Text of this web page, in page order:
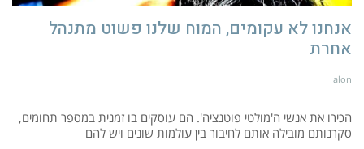
אנחנו לא עקומים, המוח שלנו פשוט מתנהל
אחרת
alon
הכירו את אנשי ה'מולטי פוטנציה'. הם עוסקים בו זמנית במספר תחומים,
סקרנותם מובילה אותם לחיבור בין עולמות שונים ויש להם